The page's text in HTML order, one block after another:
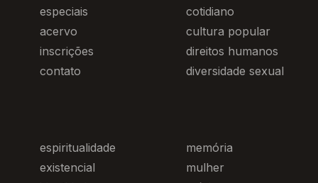
especiais
acervo
inscrições
contato
cotidiano
cultura popular
direitos humanos
diversidade sexual
espiritualidade
existencial
memória
mulher